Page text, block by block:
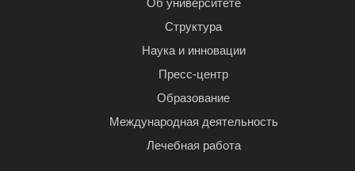
Структура
Наука и инновации
Пресс-центр
Образование
Международная деятельность
Лечебная работа